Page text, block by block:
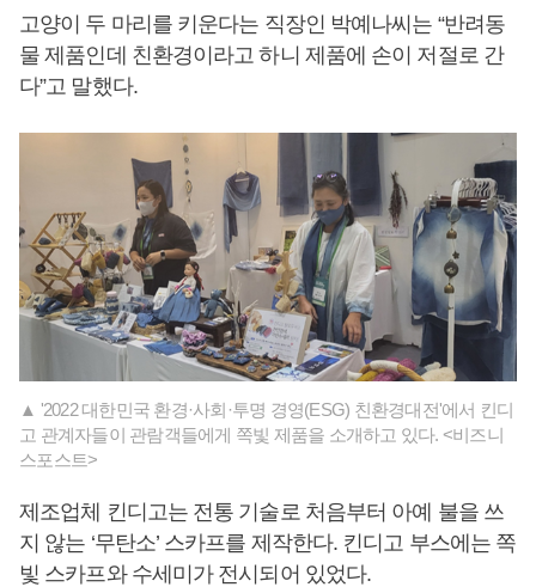
고양이 두 마리를 키운다는 직장인 박예나씨는 “반려동
물 제품인데 친환경이라고 하니 제품에 손이 저절로 간
다”고 말했다.
▲ '2022 대한민국 환경·사회·투명 경영(ESG) 친환경대전'에서 킨디
고 관계자들이 관람객들에게 쪽빛 제품을 소개하고 있다. <비즈니
스포스트>
제조업체 킨디고는 전통 기술로 처음부터 아예 불을 쓰
지 않는 ‘무탄소’ 스카프를 제작한다. 킨디고 부스에는 쪽
빛 스카프와 수세미가 전시되어 있었다.